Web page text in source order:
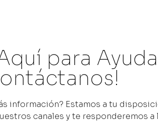
para
información? Estamos a tu
canales y te responderemos a